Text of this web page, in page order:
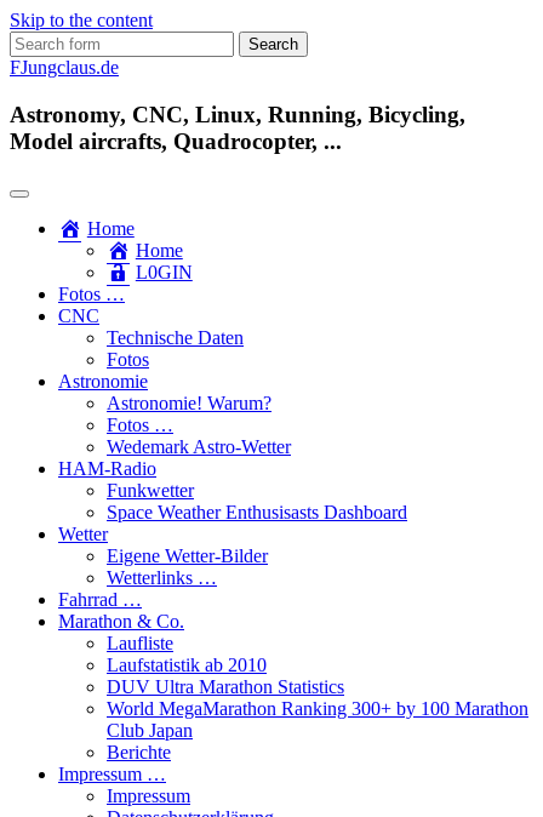
Skip to the content
Search
for:
FJungclaus.de
Astronomy, CNC, Linux, Running, Bicycling,
Model aircrafts, Quadrocopter, ...
Home
Home
L​0​​GIN
Fotos …
CNC
Technische Daten
Fotos
Astronomie
Astronomie! Warum?
Fotos …
Wedemark Astro-Wetter
HAM-Radio
Funkwetter
Space Weather Enthusisasts Dashboard
Wetter
Eigene Wetter-Bilder
Wetterlinks …
Fahrrad …
Marathon & Co.
Laufliste
Laufstatistik ab 2010
DUV Ultra Marathon Statistics
World MegaMarathon Ranking 300+ by 100 Marathon
Club Japan
Berichte
Impressum …
Impressum